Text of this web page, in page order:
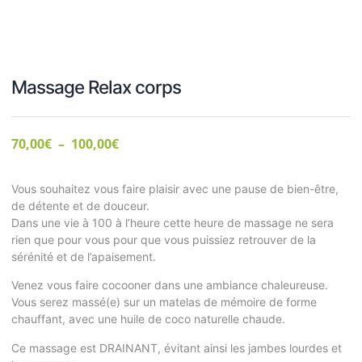
Massage Relax corps
70,00€ – 100,00€
Vous souhaitez vous faire plaisir avec une pause de bien-être,
de détente et de douceur.
Dans une vie à 100 à l’heure cette heure de massage ne sera
rien que pour vous pour que vous puissiez retrouver de la
sérénité et de l’apaisement.
Venez vous faire cocooner dans une ambiance chaleureuse.
Vous serez massé(e) sur un matelas de mémoire de forme
chauffant, avec une huile de coco naturelle chaude.
Ce massage est DRAINANT, évitant ainsi les jambes lourdes et